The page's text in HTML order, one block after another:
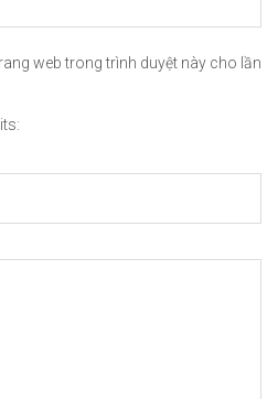
web trong trình duyệt này cho lần